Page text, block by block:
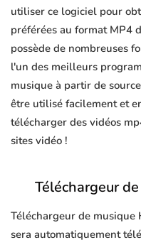
utiliser ce logiciel pour
préférées au format MP4
possède de nombreuses
l'un des meilleurs
musique à partir de
être utilisé facilement et
télécharger des vidéos
sites vidéo !
Téléchargeur
Téléchargeur de musique
sera automatiquement